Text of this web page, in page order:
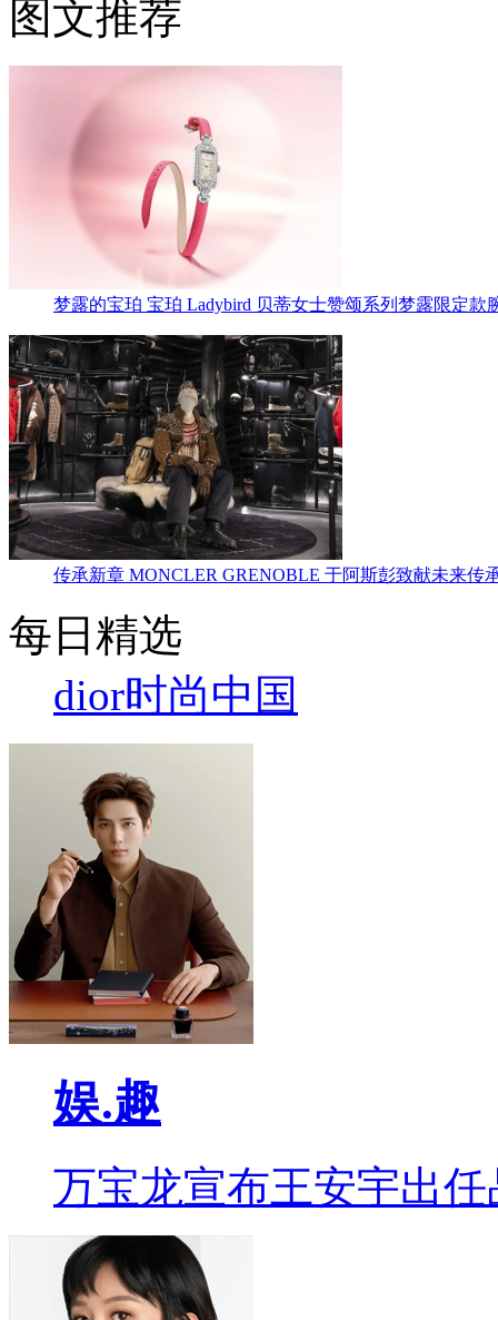
图文推荐
梦露的宝珀 宝珀 Ladybird 贝蒂女士赞颂系列梦露限定款
传承新章 MONCLER GRENOBLE 于阿斯彭致献未来传
每日精选
dior时尚中国
娱.趣
万宝龙宣布王安宇出